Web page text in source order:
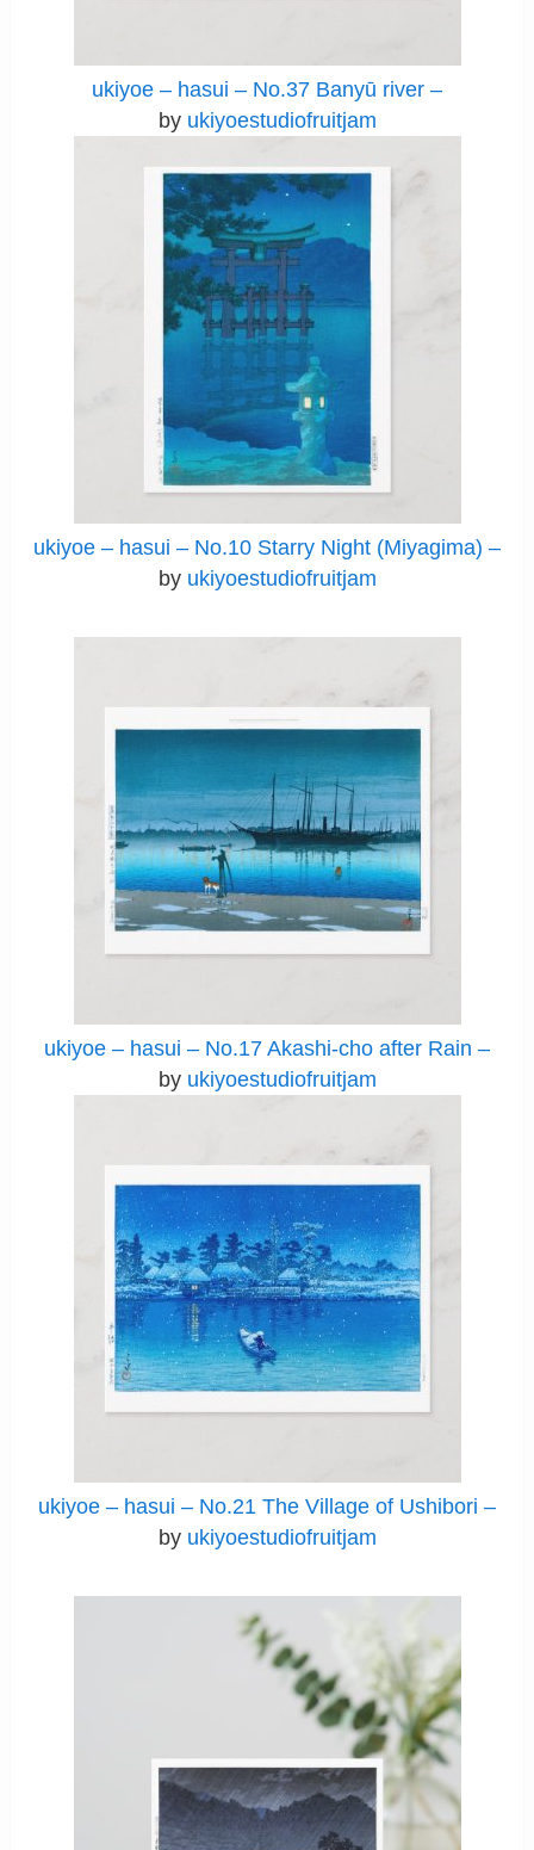
ukiyoe – hasui – No.37 Banyū river –
by ukiyoestudiofruitjam
ukiyoe – hasui – No.10 Starry Night (Miyagima) –
by ukiyoestudiofruitjam
ukiyoe – hasui – No.17 Akashi-cho after Rain –
by ukiyoestudiofruitjam
ukiyoe – hasui – No.21 The Village of Ushibori –
by ukiyoestudiofruitjam